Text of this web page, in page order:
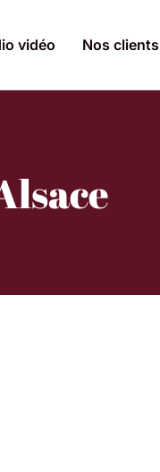
vidéo Nos clients